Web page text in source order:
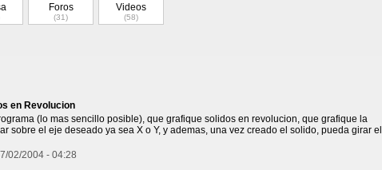
Foros
(31)
Videos
(58)
en Revolucion
(lo mas sencillo posible), que grafique solidos en revolucion, que grafique la
sobre el eje deseado ya sea X o Y, y ademas, una vez creado el solido, pueda girar el
02/2004 - 04:28